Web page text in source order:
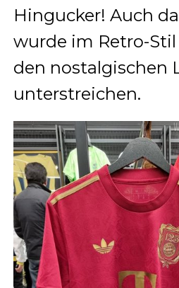
Hingucker! Auch
wurde im Retro-
den nostalgischen
unterstreichen.